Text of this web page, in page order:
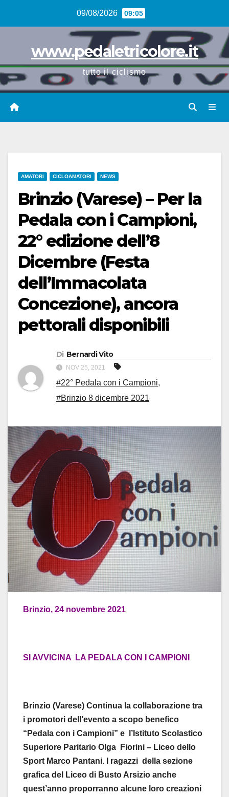
09/08/2026 09:05
www.pedaletricolore.it
tutto il ciclismo
AMATORI CICLOAMATORI NEWS
Brinzio (Varese) – Per la
Pedala con i Campioni,
22° edizione dell’8
Dicembre (Festa
dell’Immacolata
Concezione), ancora
pettorali disponibili
Di Bernardi Vito
NOV 25, 2021
#22° Pedala con i Campioni,
#Brinzio 8 dicembre 2021
Brinzio, 24 novembre 2021
SI AVVICINA LA PEDALA CON I CAMPIONI
Brinzio (Varese) Continua la collaborazione tra
i promotori dell’evento a scopo benefico
“Pedala con i Campioni” e l’Istituto Scolastico
Superiore Paritario Olga Fiorini – Liceo dello
Sport Marco Pantani. I ragazzi della sezione
grafica del Liceo di Busto Arsizio anche
quest’anno proporranno alcune loro creazioni